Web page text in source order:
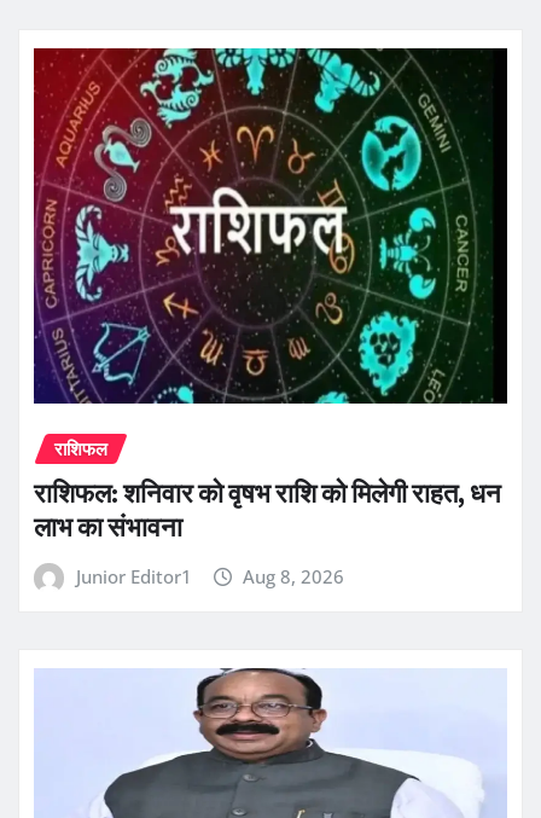
राशिफल
राशिफल: शनिवार को वृषभ राशि को मिलेगी राहत, धन
लाभ का संभावना
Junior Editor1 Aug 8, 2026